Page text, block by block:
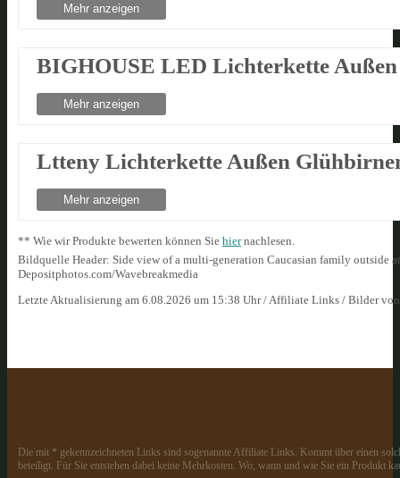
Mehr anzeigen
BIGHOUSE LED Lichterkette Außen
Mehr anzeigen
Ltteny Lichterkette Außen
Mehr anzeigen
** Wie wir Produkte bewerten können Sie hiernachlesen.
Bildquelle Header: Side view of a multi-generation Caucasian family outside
Depositphotos.com/Wavebreakmedia
Letzte Aktualisierung am 6.08.2026 um 15:38 Uhr / Affiliate Links / Bilder
Die mit * gekennzeichneten Links sind sogenannte Affiliate Links. Kommt über einen
beteiligt. Für Sie entstehen dabei keine Mehrkosten. Wo, wann und wie Sie ein Produkt